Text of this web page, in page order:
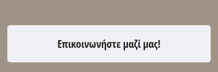
Επικοινωνήστε μαζί μας!